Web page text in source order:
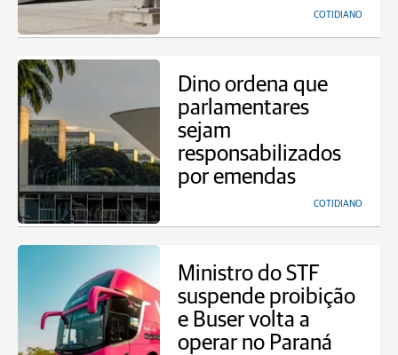
COTIDIANO
Dino ordena que
parlamentares
sejam
responsabilizados
por emendas
COTIDIANO
Ministro do STF
suspende proibição
e Buser volta a
operar no Paraná